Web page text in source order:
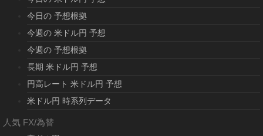
今日の 予想根拠
今週の 米ドル円 予想
今週の 予想根拠
長期 米ドル円 予想
円高レート 米ドル円 予想
米ドル円 時系列データ
人気 FX/為替